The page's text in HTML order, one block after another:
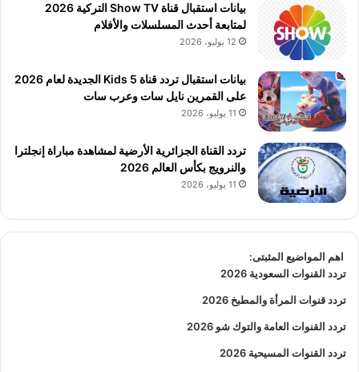
بيانات استقبال قناة Show TV التركية 2026
لمتابعة أحدث المسلسلات والأفلام
12 يوليو، 2026
بيانات استقبال تردد قناة 5 Kids الجديدة لعام 2026
على القمرين نايل سات وعرب سات
11 يوليو، 2026
تردد القناة الجزائرية الأرضية لمشاهدة مباراة إنجلترا
والنرويج بكأس العالم 2026
11 يوليو، 2026
اهم المواضيع المثبتى:
تردد القنوات السعودية 2026
تردد قنوات المرأة والمطبخ 2026
تردد القنوات العامة والتوك شو 2026
تردد القنوات المسيحية 2026